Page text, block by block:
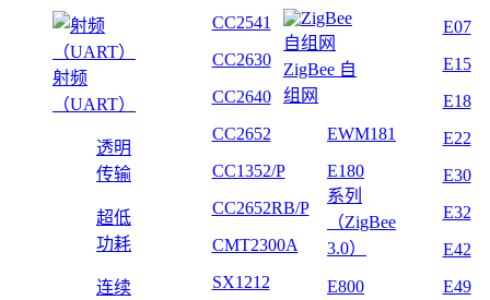
射频
（UART）
透明
传输
超低
功耗
连续
CC2541
CC2630
CC2640
CC2652
CC1352/P
CC2652RB/P
CMT2300A
SX1212
ZigBee 自
组网
EWM181
E180
系列
（ZigBee
3.0）
E800
E07
E15
E18
E22
E30
E32
E42
E49